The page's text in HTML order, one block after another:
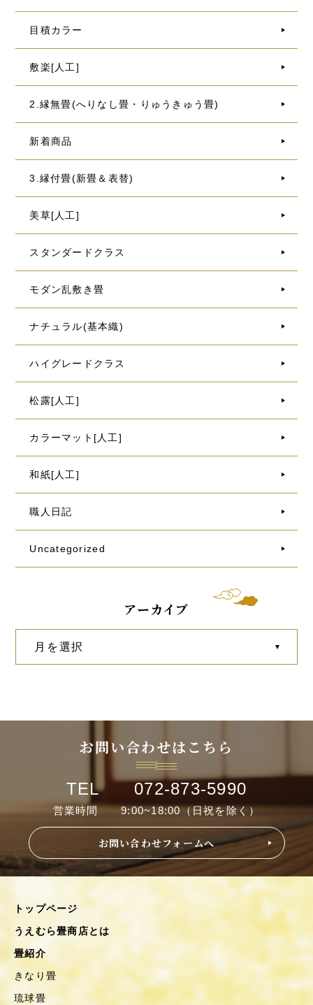
目積カラー
敷楽[人工]
2.縁無畳(へりなし畳・りゅうきゅう畳)
新着商品
3.縁付畳(新畳＆表替)
美草[人工]
スタンダードクラス
モダン乱敷き畳
ナチュラル(基本織)
ハイグレードクラス
松露[人工]
カラーマット[人工]
和紙[人工]
職人日記
Uncategorized
アーカイブ
お問い合わせはこちら
TEL 072-873-5990
営業時間 9:00~18:00（日祝を除く）
お問い合わせフォームへ
トップページ
うえむら畳商店とは
畳紹介
きなり畳
琉球畳